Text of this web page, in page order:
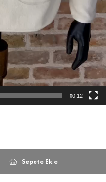
00:12
Sepete Ekle